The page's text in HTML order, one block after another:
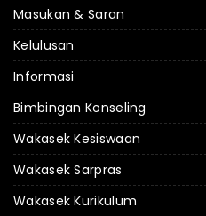
Masukan & Saran
Kelulusan
Informasi
Bimbingan Konseling
Wakasek Kesiswaan
Wakasek Sarpras
Wakasek Kurikulum